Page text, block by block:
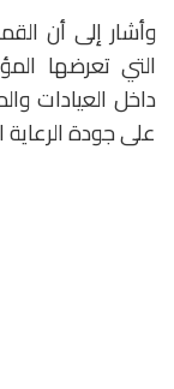
وأشار إلى أن
التي تعرضها
داخل العيادات
على جودة